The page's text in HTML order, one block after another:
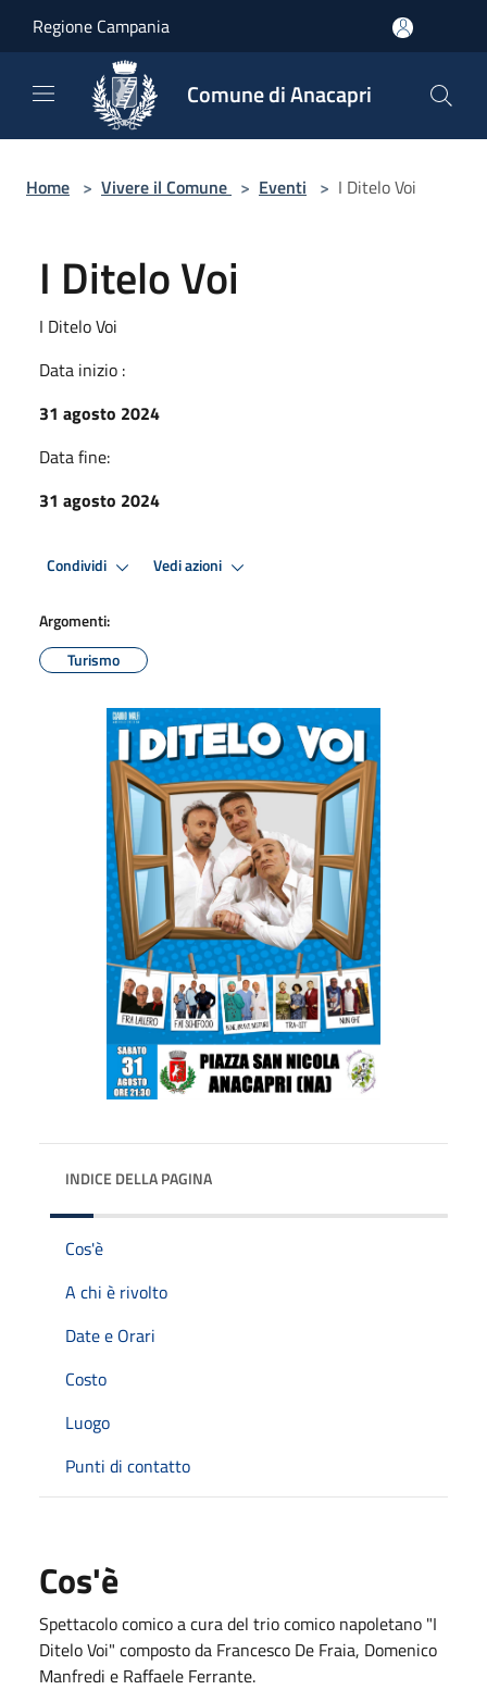
Regione Campania
Comune di Anacapri
Home > Vivere il Comune > Eventi > I Ditelo Voi
I Ditelo Voi
I Ditelo Voi
Data inizio :
31 agosto 2024
Data fine:
31 agosto 2024
Condividi Vedi azioni
Argomenti:
Turismo
INDICE DELLA PAGINA
Cos'è
A chi è rivolto
Date e Orari
Costo
Luogo
Punti di contatto
Cos'è
Spettacolo comico a cura del trio comico napoletano "I
Ditelo Voi" composto da Francesco De Fraia, Domenico
Manfredi e Raffaele Ferrante.